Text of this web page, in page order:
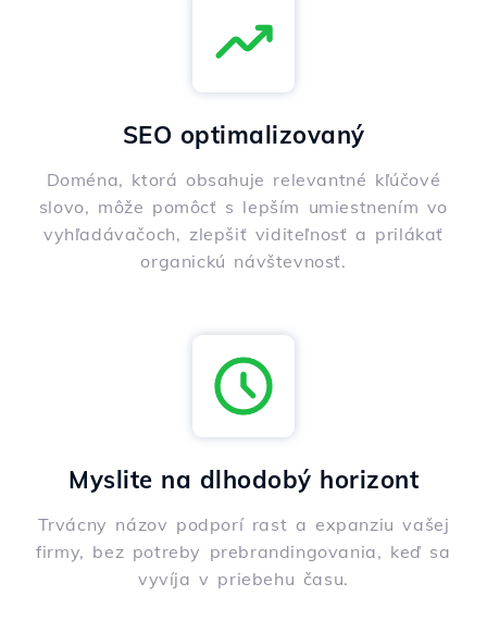
SEO optimalizovaný
Doména, ktorá obsahuje relevantné kľúčové
slovo, môže pomôcť s lepším umiestnením vo
vyhľadávačoch, zlepšiť viditeľnosť a prilákať
organickú návštevnosť.
Myslite na dlhodobý horizont
Trvácny názov podporí rast a expanziu vašej
firmy, bez potreby prebrandingovania, keď sa
vyvíja v priebehu času.